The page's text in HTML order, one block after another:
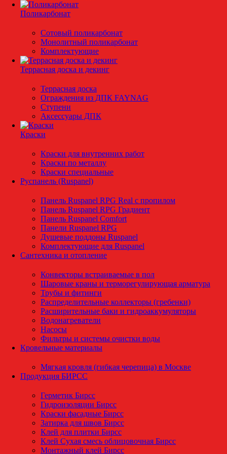
Поликарбонат
Сотовый поликарбонат
Монолитный поликарбонат
Комплектующие
Террасная доска и декинг
Террасная доска
Ограждения из ДПК FAYNAG
Ступени
Аксессуары ДПК
Краски
Краски для внутренних работ
Краски по металлу
Краски специальные
Руспанель (Ruspanel)
Панель Ruspanel RPG Real с пропилом
Панель Ruspanel RPG Градиент
Панель Ruspanel Comfort
Панели Ruspanel RPG
Душевые поддоны Ruspanel
Комплектующие для Ruspanel
Сантехника и отопление
Конвекторы встраиваемые в пол
Шаровые краны и терморегулирующая арматура
Трубы и фитинги
Распределительные коллекторы (гребенки)
Расширительные баки и гидроаккумуляторы
Водонагреватели
Насосы
Фильтры и системы очистки воды
Кровельные материалы
Мягкая кровля (гибкая черепица) в Москве
Продукция БИРСС
Герметик Бирсс
Гидроизоляции Бирсс
Краски фасадные Бирсс
Затирка для швов Бирсс
Клей для плитки Бирсс
Клей Сухая смесь облицовочная Бирсс
Монтажный клей Бирсс